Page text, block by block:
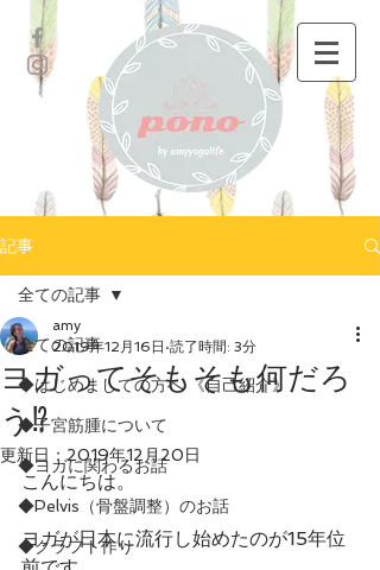
記事
全ての記事
◆はじめましての方へ 《自己紹介》
◆子宮筋腫について
◆ヨガに関わるお話
◆Pelvis（骨盤調整）のお話
◆クラフト作り
全ての記事
ヨガってそもそも何だろ
う⁉
amy
2019年12月16日 読了時間: 3分
更新日：2019年12月20日
こんにちは。
ヨガが日本に流行し始めたのが15年位